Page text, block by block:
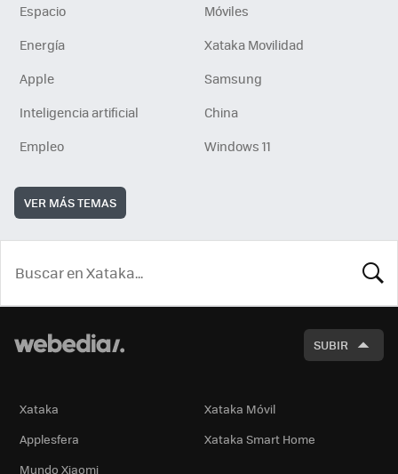
Espacio
Móviles
Energía
Xataka Movilidad
Apple
Samsung
Inteligencia artificial
China
Empleo
Windows 11
VER MÁS TEMAS
SUBIR
Xataka
Xataka Móvil
Applesfera
Xataka Smart Home
Mundo Xiaomi